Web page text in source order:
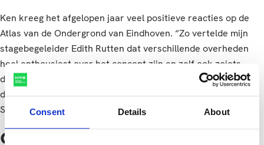
Consent Details About
Ken kreeg het afgelopen jaar veel positieve reacties op de
Atlas van de Ondergrond van Eindhoven. “Zo vertelde mijn
stagebegeleider Edith Rutten dat verschillende overheden
heel enthousiast over het concept zijn en zelf ook zoiets
dergelijks willen gaan ontwikkelen. Ze is blij dat de Atlas van
de Ondergrond van Eindhoven een internationaal podium in
San Diego krijgt.”
Geo Media & Design op